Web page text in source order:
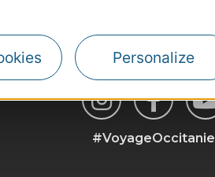
Personalize
#VoyageOccitanie